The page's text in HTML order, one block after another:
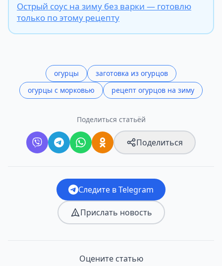
Острый соус на зиму без варки — готовлю
только по этому рецепту
огурцы
заготовка из огурцов
огурцы с морковью
рецепт огурцов на зиму
Поделиться статьёй
Поделиться
Следите в Telegram
Прислать новость
Оцените статью